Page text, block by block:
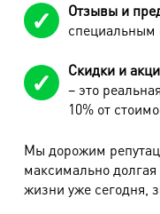
Отзывы и
специальным
Скидки и
– это
10% от
Мы дорожим
максимально
жизни уже сегодня,